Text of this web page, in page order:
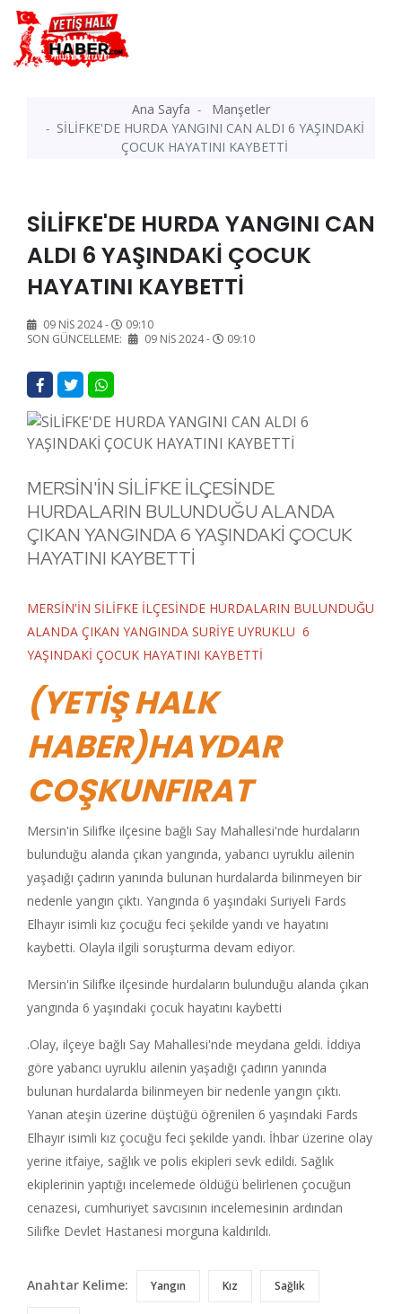
Ana Sayfa
Manşetler
SİLİFKE'DE HURDA YANGINI CAN ALDI 6 YAŞINDAKİ
ÇOCUK HAYATINI KAYBETTİ
SİLİFKE'DE HURDA YANGINI CAN
ALDI 6 YAŞINDAKİ ÇOCUK
HAYATINI KAYBETTİ
09 NIS 2024 -
09:10
SON GÜNCELLEME:
09 NIS 2024 - 09:10
MERSİN'İN SİLİFKE İLÇESİNDE
HURDALARIN BULUNDUĞU ALANDA
ÇIKAN YANGINDA 6 YAŞINDAKİ ÇOCUK
HAYATINI KAYBETTİ
MERSİN'İN SİLİFKE İLÇESİNDE HURDALARIN BULUNDUĞU
ALANDA ÇIKAN YANGINDA SURİYE UYRUKLU 6
YAŞINDAKİ ÇOCUK HAYATINI KAYBETTİ
(YETİŞ HALK
HABER)HAYDAR
COŞKUNFIRAT
Mersin'in Silifke ilçesine bağlı Say Mahallesi'nde hurdaların
bulunduğu alanda çıkan yangında, yabancı uyruklu ailenin
yaşadığı çadırın yanında bulunan hurdalarda bilinmeyen bir
nedenle yangın çıktı. Yangında 6 yaşındaki Suriyeli Fards
Elhayır isimli kız çocuğu feci şekilde yandı ve hayatını
kaybetti. Olayla ilgili soruşturma devam ediyor.
Mersin'in Silifke ilçesinde hurdaların bulunduğu alanda çıkan
yangında 6 yaşındaki çocuk hayatını kaybetti
.Olay, ilçeye bağlı Say Mahallesi'nde meydana geldi. İddiya
göre yabancı uyruklu ailenin yaşadığı çadırın yanında
bulunan hurdalarda bilinmeyen bir nedenle yangın çıktı.
Yanan ateşin üzerine düştüğü öğrenilen 6 yaşındaki Fards
Elhayır isimli kız çocuğu feci şekilde yandı. İhbar üzerine olay
yerine itfaiye, sağlık ve polis ekipleri sevk edildi. Sağlık
ekiplerinin yaptığı incelemede öldüğü belirlenen çocuğun
cenazesi, cumhuriyet savcısının incelemesinin ardından
Silifke Devlet Hastanesi morguna kaldırıldı.
Anahtar Kelime: Yangın Kız Sağlık